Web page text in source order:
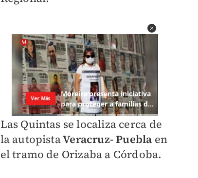
Las Quintas se localiza cerca de
la autopistaVeracruz- Puebla en
el tramo de Orizaba a Córdoba.